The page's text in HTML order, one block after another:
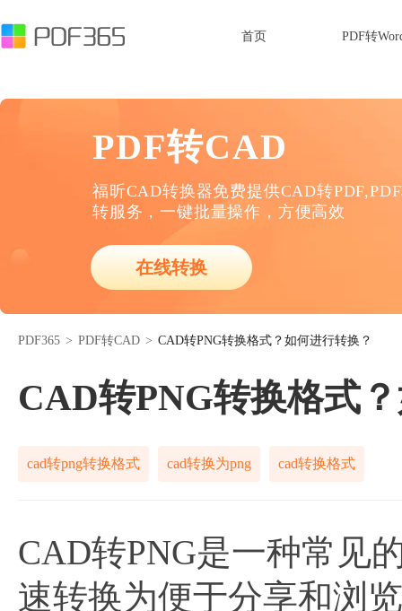
首页 PDF转
PDF转CAD
福昕CAD转换器免费提供CAD转
转服务，一键批量操作，方便高效
在线转换
PDF365 > PDF转CAD > CAD转PNG转换格式？如何进行转换？
CAD转PNG转换格式
cad转png转换格式 cad转换为png cad转换格式
CAD转PNG是一种常见
速转换为便于分享和浏